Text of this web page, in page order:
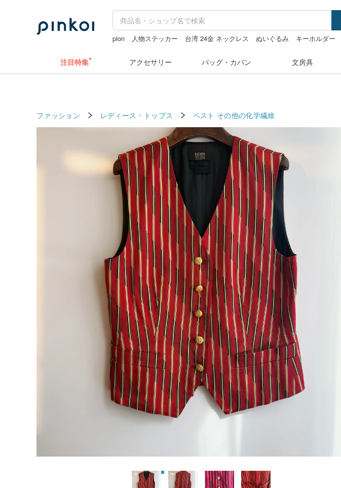
pion 人物ステッカー 台湾 24金 ネックレス ぬいぐるみ
キーホルダー
注目特集 アクセサリー バッグ・カバン 文房具
ファッション レディース・トップス ベスト その他の化学繊維